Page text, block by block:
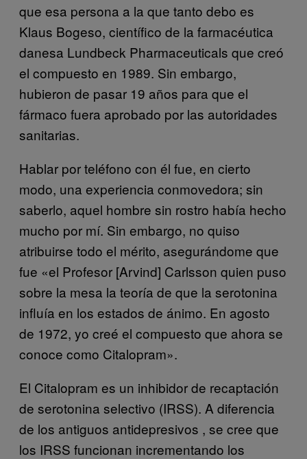
que esa persona a la que tanto debo es
Klaus Bogeso, científico de la farmacéutica
danesa Lundbeck Pharmaceuticals que creó
el compuesto en 1989. Sin embargo,
hubieron de pasar 19 años para que el
fármaco fuera aprobado por las autoridades
sanitarias.
Hablar por teléfono con él fue, en cierto
modo, una experiencia conmovedora; sin
saberlo, aquel hombre sin rostro había hecho
mucho por mí. Sin embargo, no quiso
atribuirse todo el mérito, asegurándome que
fue «el Profesor [Arvind] Carlsson quien puso
sobre la mesa la teoría de que la serotonina
influía en los estados de ánimo. En agosto
de 1972, yo creé el compuesto que ahora se
conoce como Citalopram».
El Citalopram es un inhibidor de recaptación
de serotonina selectivo (IRSS). A diferencia
de los antiguos antidepresivos , se cree que
los IRSS funcionan incrementando los